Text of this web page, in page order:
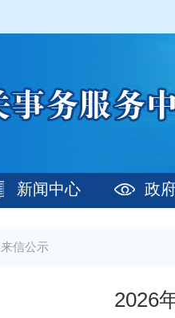
新闻中心 政
来信公示
2026